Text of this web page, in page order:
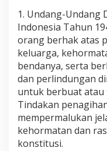
1. Undang-Undang
Indonesia Tahun
orang berhak atas
keluarga,
bendanya, serta
dan perlindungan
untuk berbuat atau
Tindakan
mempermalukan
kehormatan dan
konstitusi.